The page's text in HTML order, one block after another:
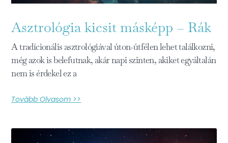
Asztrológia kicsit másképp – Rák
A tradícionális asztrológiával úton-útfélen lehet találkozni,
még azok is belefutnak, akár napi szinten, akiket egyáltalán
nem is érdekel ez a
Tovább Olvasom >>